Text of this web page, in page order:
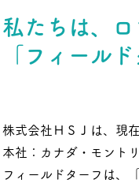
私たちは、
「フィール
株式会社ＨＳＪ は、現
本社：カナダ・モント
フィールドターフは、